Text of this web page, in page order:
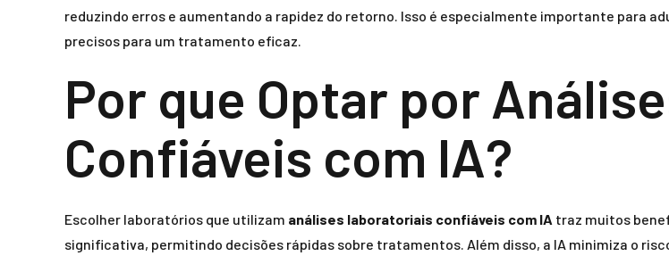
reduzindo erros e aumentando a rapidez do retorno. Isso é especialmente importante para
precisos para um tratamento eficaz.
Por que Optar por
Confiáveis com IA?
Escolher laboratórios que utilizam análises laboratoriais confiáveis com IA traz muitos
significativa, permitindo decisões rápidas sobre tratamentos. Além disso, a IA minimiza o